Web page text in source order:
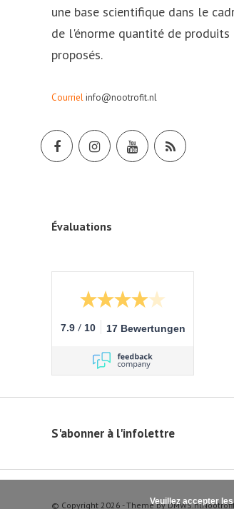
une base scientifique dans le
de l'énorme quantité de produits
proposés.
Courrielinfo@nootrofit.nl
Évaluations
7.9 / 10 17 Bewertungen
S'abonner à l'infolettre
© Copyright 2026 - Theme byDMWS.nl
Veuillez accepter